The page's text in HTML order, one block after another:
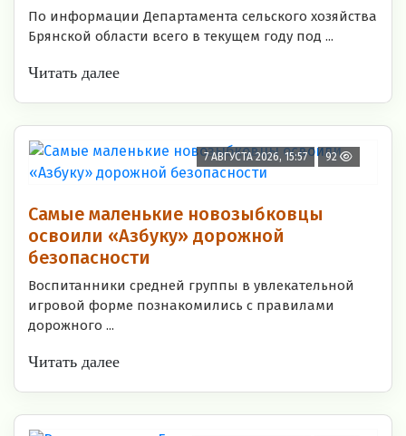
По информации Департамента сельского хозяйства
Брянской области всего в текущем году под ...
Читать далее
7 АВГУСТА 2026, 15:57 92
Самые маленькие новозыбковцы
освоили «Азбуку» дорожной
безопасности
Воспитанники средней группы в увлекательной
игровой форме познакомились с правилами
дорожного ...
Читать далее